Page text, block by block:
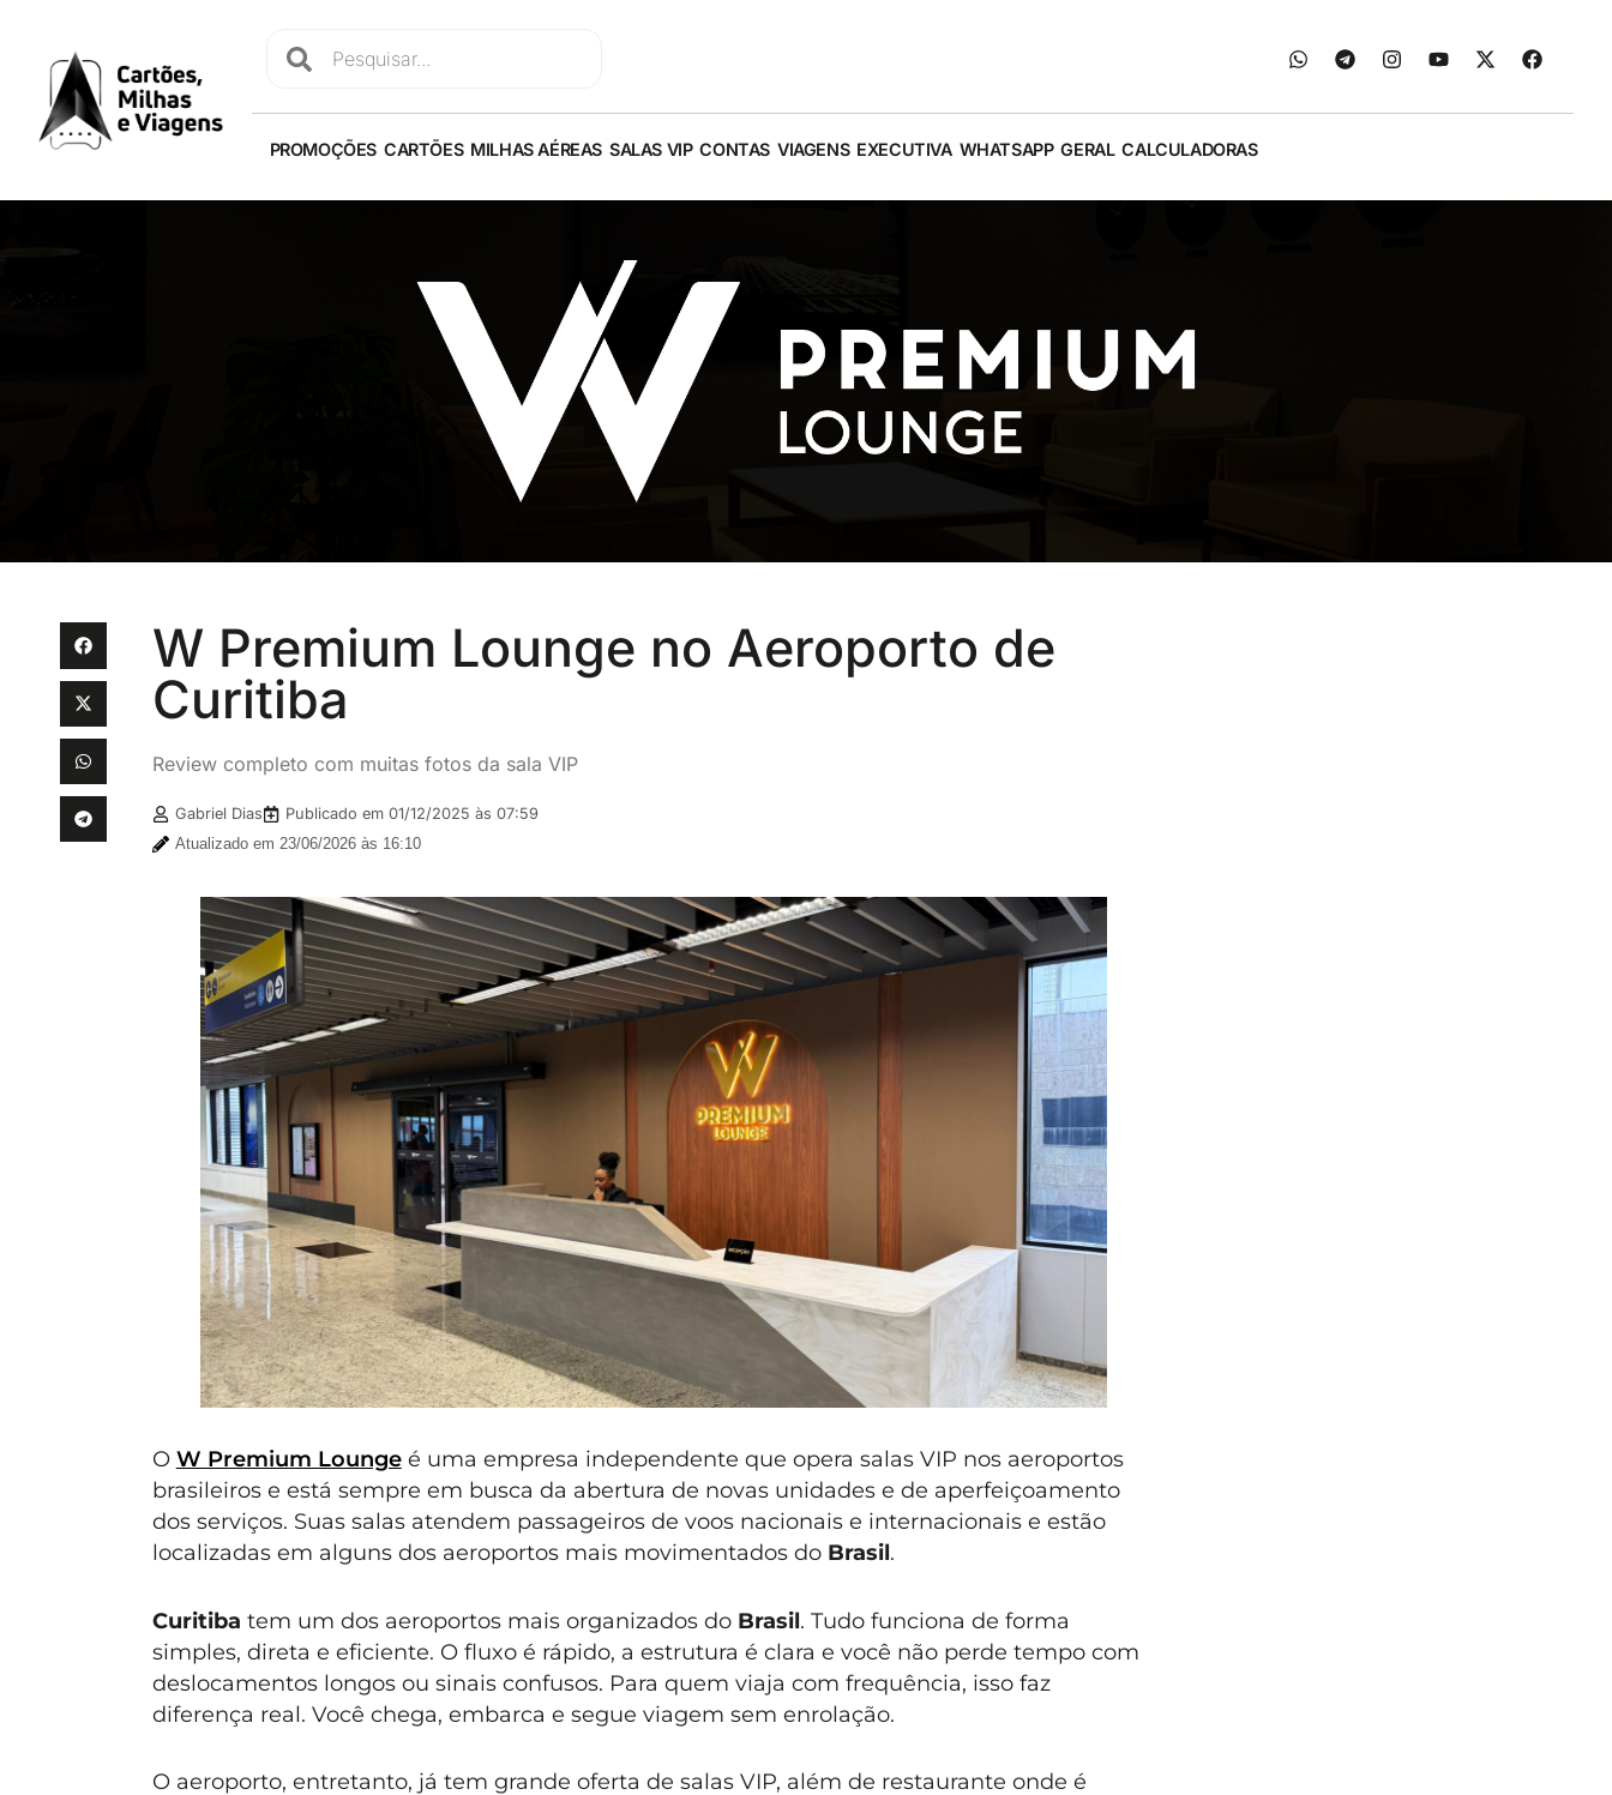
PROMOÇÕES CARTÕES MILHAS AÉREAS SALAS VIP CONTAS VIAGENS EXECUTIVA WHATSAPP GERAL CALCULADORAS
W Premium Lounge no Aeroporto de
Curitiba
Review completo com muitas fotos da sala VIP
Gabriel Dias Publicado em 01/12/2025 às 07:59
Atualizado em 23/06/2026 às 16:10
O W Premium Loungeé uma empresa independente que opera salas VIP nos aeroportos
brasileiros e está sempre em busca da abertura de novas unidades e de aperfeiçoamento
dos serviços. Suas salas atendem passageiros de voos nacionais e internacionais e estão
localizadas em alguns dos aeroportos mais movimentados do Brasil.
Curitiba tem um dos aeroportos mais organizados do Brasil. Tudo funciona de forma
simples, direta e eficiente. O fluxo é rápido, a estrutura é clara e você não perde tempo com
deslocamentos longos ou sinais confusos. Para quem viaja com frequência, isso faz
diferença real. Você chega, embarca e segue viagem sem enrolação.
O aeroporto, entretanto, já tem grande oferta de salas VIP, além de restaurante onde é